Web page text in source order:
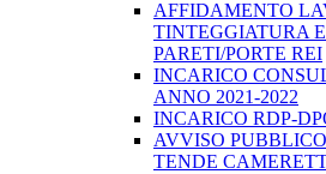
AFFIDAMENTO
TINTEGGIATURA
PARETI/PORTE REI
INCARICO
ANNO 2021-2022
INCARICO RDP-
AVVISO
TENDE